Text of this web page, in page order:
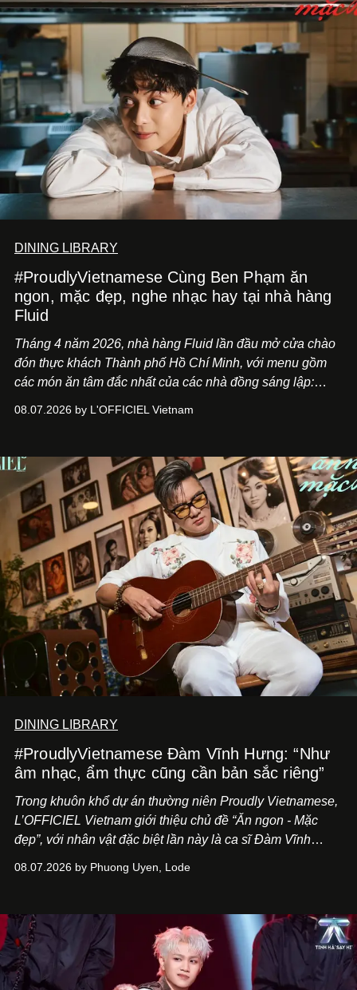
DINING LIBRARY
#ProudlyVietnamese Cùng Ben Phạm ăn
ngon, mặc đẹp, nghe nhạc hay tại nhà hàng
Fluid
Tháng 4 năm 2026, nhà hàng Fluid lần đầu mở cửa chào
đón thực khách Thành phố Hồ Chí Minh, với menu gồm
các món ăn tâm đắc nhất của các nhà đồng sáng lập:
món ăn đa dạng từ Á đến Âu nhanh chóng được yêu thích
mang đến niềm vui cho thực khách.
08.07.2026 by L'OFFICIEL Vietnam
DINING LIBRARY
#ProudlyVietnamese Đàm Vĩnh Hưng: “Như
âm nhạc, ẩm thực cũng cần bản sắc riêng”
Trong khuôn khổ dự án thường niên Proudly Vietnamese,
L’OFFICIEL Vietnam giới thiệu chủ đề “Ăn ngon - Mặc
đẹp”, với nhân vật đặc biệt lần này là ca sĩ Đàm Vĩnh
Cà Phê Cà Pháo mang dấu ấn Indochine hoài niệm, thu
08.07.2026 by Phuong Uyen, Lode